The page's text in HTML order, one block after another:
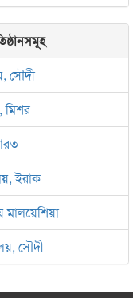
সৌদী
মিশর
ইরাক
মালয়েশিয়া
সৌদী